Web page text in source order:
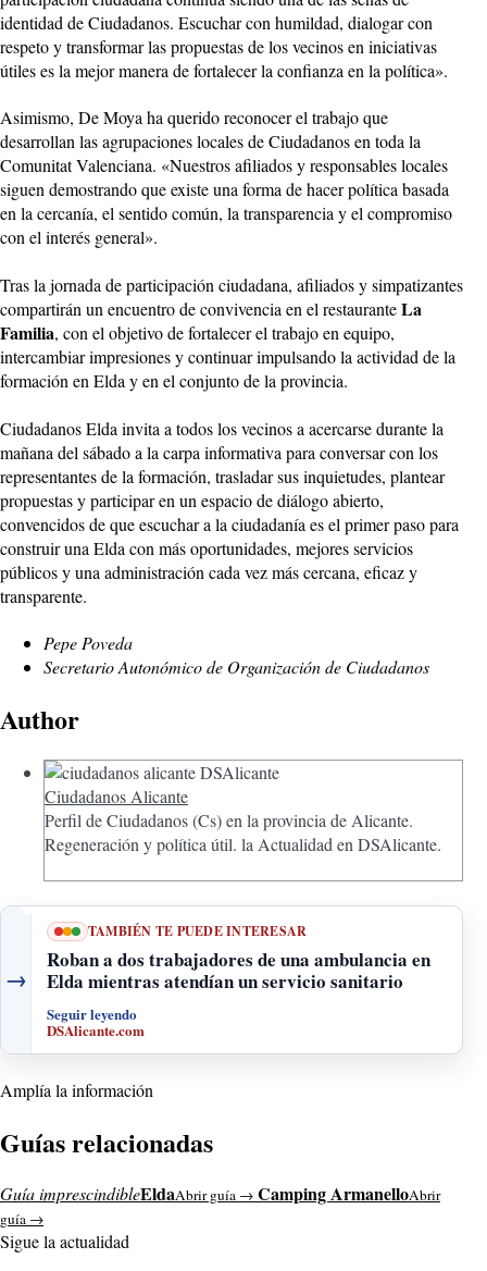
identidad de Ciudadanos. Escuchar con humildad, dialogar con
respeto y transformar las propuestas de los vecinos en iniciativas
útiles es la mejor manera de fortalecer la confianza en la política».
Asimismo, De Moya ha querido reconocer el trabajo que
desarrollan las agrupaciones locales de Ciudadanos en toda la
Comunitat Valenciana. «Nuestros afiliados y responsables locales
siguen demostrando que existe una forma de hacer política basada
en la cercanía, el sentido común, la transparencia y el compromiso
con el interés general».
Tras la jornada de participación ciudadana, afiliados y simpatizantes
compartirán un encuentro de convivencia en el restauranteLa
Familia, con el objetivo de fortalecer el trabajo en equipo,
intercambiar impresiones y continuar impulsando la actividad de la
formación en Elda y en el conjunto de la provincia.
Ciudadanos Elda invita a todos los vecinos a acercarse durante la
mañana del sábado a la carpa informativa para conversar con los
representantes de la formación, trasladar sus inquietudes, plantear
propuestas y participar en un espacio de diálogo abierto,
convencidos de que escuchar a la ciudadanía es el primer paso para
construir una Elda con más oportunidades, mejores servicios
públicos y una administración cada vez más cercana, eficaz y
transparente.
Pepe Poveda
Secretario Autonómico de Organización de Ciudadanos
Author
Ciudadanos Alicante
Perfil de Ciudadanos (Cs) en la provincia de Alicante.
Regeneración y política útil. la Actualidad en DSAlicante.
→
TAMBIÉN TE PUEDE INTERESAR
Roban a dos trabajadores de una ambulancia en
Elda mientras atendían un servicio sanitario
Seguir leyendo
DSAlicante.com
Amplía la información
Guías relacionadas
Guía imprescindibleEldaAbrir guía → Camping ArmanelloAbrir
guía →
Sigue la actualidad